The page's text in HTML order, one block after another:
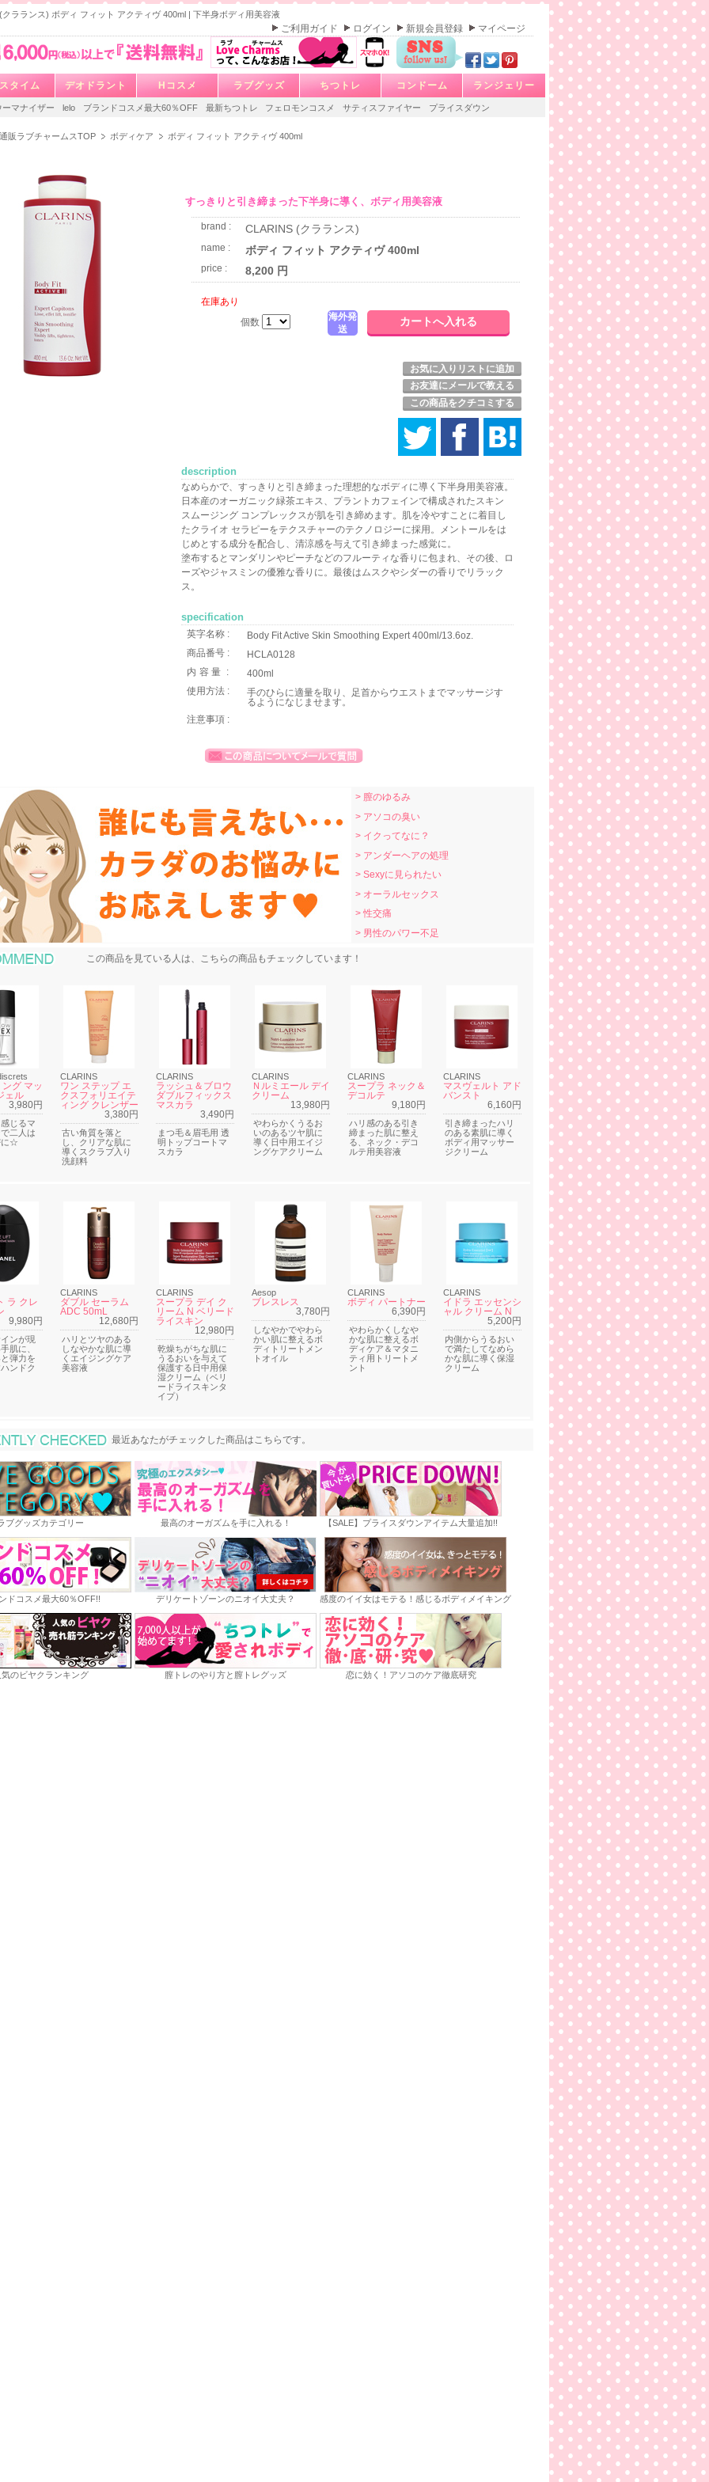
クラランス) ボディ フィット アクティヴ 400ml | 下半身ボディ用美容液
ご利用ガイド ログイン 新規会員登録 マイページ
タイム デオドラント Hコスメ ラブグッズ ちつトレ コンドーム ランジェリー
ーマナイザー lelo ブランドコスメ最大60％OFF 最新ちつトレ フェロモンコスメ サティスファイヤー プライスダウン
販ラブチャームスTOP ボディケア ボディ フィット アクティヴ 400ml
すっきりと引き締まった下半身に導く、ボディ用美容液
brand : CLARINS (クラランス)
name : ボディ フィット アクティヴ 400ml
price : 8,200 円
在庫あり
個数
海外発
送
お気に入りリストに追加
お友達にメールで教える
この商品をクチコミする
description
なめらかで、すっきりと引き締まった理想的なボディに導く下半身用美容液。
日本産のオーガニック緑茶エキス、プラントカフェインで構成されたスキン
スムージング コンプレックスが肌を引き締めます。肌を冷やすことに着目し
たクライオ セラピーをテクスチャーのテクノロジーに採用。メントールをは
じめとする成分を配合し、清涼感を与えて引き締まった感覚に。
塗布するとマンダリンやピーチなどのフルーティな香りに包まれ、その後、ロ
ーズやジャスミンの優雅な香りに。最後はムスクやシダーの香りでリラック
ス。
specification
英字名称 :
Body Fit Active Skin Smoothing Expert 400ml/13.6oz.
商品番号 :
HCLA0128
内容量 :
400ml
使用方法 :
手のひらに適量を取り、足首からウエストまでマッサージす
るようになじませます。
注意事項 :
> 膣のゆるみ
> アソコの臭い
> イクってなに？
> アンダーヘアの処理
> Sexyに見られたい
> オーラルセックス
> 性交痛
> 男性のパワー不足
おすすめ商品
この商品を見ている人は、こちらの商品もチェックしています！
グ マッ
ェル
3,980円
じるマ
二人は
に☆
CLARINS
ワン ステップ エ
クスフォリエイテ
ィング クレンザー
3,380円
古い角質を落と
し、クリアな肌に
導くスクラブ入り
洗顔料
CLARINS
ラッシュ＆ブロウ
ダブルフィックス
マスカラ
3,490円
まつ毛＆眉毛用 透
明トップコートマ
スカラ
CLARINS
Ｎルミエール デイ
クリーム
13,980円
やわらかくうるお
いのあるツヤ肌に
導く日中用エイジ
ングケアクリーム
CLARINS
スープラ ネック＆
デコルテ
9,180円
ハリ感のある引き
締まった肌に整え
る、ネック・デコ
ルテ用美容液
CLARINS
マスヴェルト アド
バンスト
6,160円
引き締まったハリ
のある素肌に導く
ボディ用マッサー
ジクリーム
ラ クレ
9,980円
ンが現
肌に、
弾力を
ンドク
CLARINS
ダブル セーラム
ADC 50mL
12,680円
ハリとツヤのある
しなやかな肌に導
くエイジングケア
美容液
CLARINS
スープラ デイ ク
リーム N ベリード
ライスキン
12,980円
乾燥ちがちな肌に
うるおいを与えて
保護する日中用保
湿クリーム（ベリ
ードライスキンタ
イプ）
Aesop
ブレスレス
3,780円
しなやかでやわら
かい肌に整えるボ
ディトリートメン
トオイル
CLARINS
ボディ パートナー
6,390円
やわらかくしなや
かな肌に整えるボ
ディケア＆マタニ
ティ用トリートメ
ント
CLARINS
イドラ エッセンシ
ャル クリーム N
5,200円
内側からうるおい
で満たしてなめら
かな肌に導く保湿
クリーム
最近あなたがチェックした商品
最近あなたがチェックした商品はこちらです。
ブグッズカテゴリー 最高のオーガズムを手に入れる！ 【SALE】プライスダウンアイテム大量追加!!
ドコスメ最大60％OFF!! デリケートゾーンのニオイ大丈夫？ 感度のイイ女はモテる！感じるボディメイキング
のビヤクランキング 膣トレのやり方と膣トレグッズ 恋に効く！アソコのケア徹底研究